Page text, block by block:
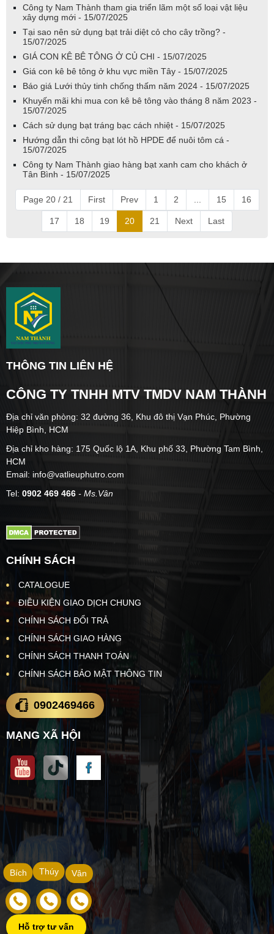
Công ty Nam Thành tham gia triển lãm một số loại vật liệu
xây dựng mới - 15/07/2025
Tại sao nên sử dụng bạt trải diệt cỏ cho cây trồng? -
15/07/2025
GIÁ CON KÊ BÊ TÔNG Ở CỦ CHI - 15/07/2025
Giá con kê bê tông ở khu vực miền Tây - 15/07/2025
Báo giá Lưới thủy tinh chống thấm năm 2024 - 15/07/2025
Khuyến mãi khi mua con kê bê tông vào tháng 8 năm 2023 -
15/07/2025
Cách sử dụng bạt tráng bạc cách nhiệt - 15/07/2025
Hướng dẫn thi công bạt lót hồ HPDE để nuôi tôm cá -
15/07/2025
Công ty Nam Thành giao hàng bạt xanh cam cho khách ở
Tân Bình - 15/07/2025
Page 20 / 21 First Prev 1 2 ... 15 16
17 18 19 20 21 Next Last
THÔNG TIN LIÊN HỆ
CÔNG TY TNHH MTV TMDV NAM THÀNH
Địa chỉ văn phòng: 32 đường 36, Khu đô thị Vạn Phúc, Phường
Hiệp Bình, HCM
Địa chỉ kho hàng: 175 Quốc lộ 1A, Khu phố 33, Phường Tam Bình,
HCM
Email: info@vatlieuphutro.com
Tel: 0902 469 466 - Ms.Vân
CHÍNH SÁCH
CATALOGUE
ĐIỀU KIỆN GIAO DỊCH CHUNG
CHÍNH SÁCH ĐỔI TRẢ
CHÍNH SÁCH GIAO HÀNG
CHÍNH SÁCH THANH TOÁN
CHÍNH SÁCH BẢO MẬT THÔNG TIN
0902469466
MẠNG XÃ HỘI
Vân
Thúy
Bích
Hỗ trợ tư vấn